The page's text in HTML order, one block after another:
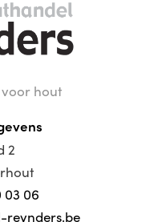
voor hout
2
03 06
reynders.be